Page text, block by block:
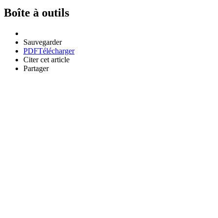
Boîte à outils
Sauvegarder
PDFTélécharger
Citer cet article
Partager